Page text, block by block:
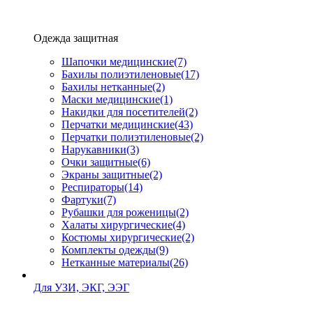
Одежда защитная
Шапочки медицинские(7)
Бахилы полиэтиленовые(17)
Бахилы нетканные(2)
Маски медицинские(1)
Накидки для посетителей(2)
Перчатки медицинские(43)
Перчатки полиэтиленовые(2)
Нарукавники(3)
Очки защитные(6)
Экраны защитные(2)
Рeспираторы(14)
Фартуки(7)
Рубашки для роженицы(2)
Халаты хирургические(4)
Костюмы хирургические(2)
Комплекты одежды(9)
Нетканные материалы(26)
Для УЗИ, ЭКГ, ЭЭГ